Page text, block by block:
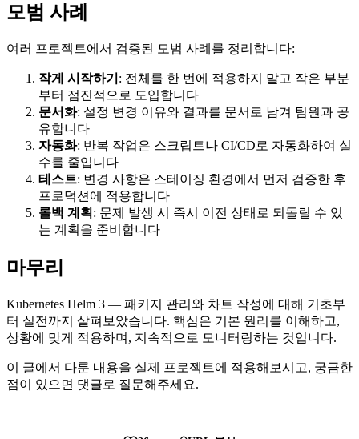
모범 사례
여러 프로젝트에서 검증된 모범 사례를 정리합니다:
작게 시작하기 : 전체를 한 번에 적용하지 말고 작은 부분
부터 점진적으로 도입합니다
문서화: 설정 변경 이유와 결과를 문서로 남겨 팀원과 공
유합니다
자동화: 반복 작업은 스크립트나 CI/CD로 자동화하여 실
수를 줄입니다
테스트: 변경 사항은 스테이징 환경에서 먼저 검증한 후
프로덕션에 적용합니다
롤백 계획 : 문제 발생 시 즉시 이전 상태로 되돌릴 수 있
는 계획을 준비합니다
마무리
Kubernetes Helm 3 — 패키지 관리와 차트 작성에 대해 기초부
터 실전까지 살펴보았습니다. 핵심은 기본 원리를 이해하고,
상황에 맞게 적용하며, 지속적으로 모니터링하는 것입니다.
이 글에서 다룬 내용을 실제 프로젝트에 적용해보시고, 궁금한
점이 있으면 댓글로 질문해주세요.